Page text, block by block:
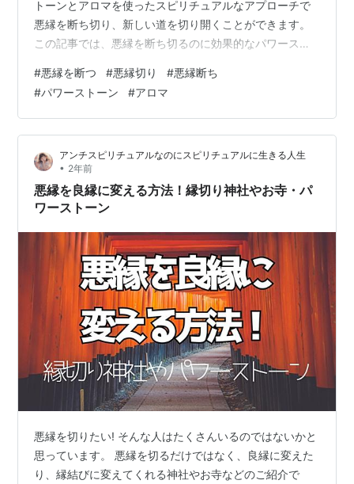
トーンとアロマを使ったスピリチュアルなアプローチで
悪縁を断ち切り、新しい道を切り開くことができます。
この記事では、悪縁を断ち切るのに効果的なパワースト
介します。 悪縁を断ち切るとは？ 悪縁を断ち切るのに効
果的なパワーストーン ブラックトルマリン オブシディア
ン スモーキークォーツ 悪縁を断ち切るのに効果的なアロ
マ セージ フランキンセンス パロサント パワーストーン
とアロマの組み合わせ方 ブラックトルマリン + セージ オ
ブシディアン + フラン…
#悪縁を断つ #悪縁切り #悪縁断ち
#パワーストーン #アロマ
アンチスピリチュアルなのにスピリチュアルに生きる人生
• 2年前
悪縁を良縁に変える方法！縁切り神社やお寺・パ
ワーストーン
悪縁を切りたい! そんな人はたくさんいるのではないかと
思っています。 悪縁を切るだけではなく、良縁に変えた
り、縁結びに変えてくれる神社やお寺などのご紹介で